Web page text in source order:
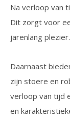
Na verloop van
Dit zorgt voor
jarenlang plezier.
Daarnaast
zijn stoere en
verloop van tijd
en